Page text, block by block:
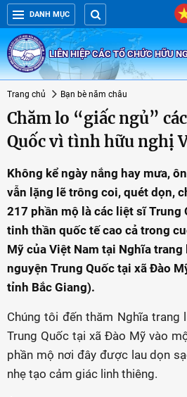
DANH MỤC
LIÊN HIỆP CÁC TỔ CHỨC HỮU
Trang chủ Bạn bè năm châu
Chăm lo “giấc ngủ”
Quốc vì tình hữu nghị
Không kể ngày nắng hay mưa,
vẫn lặng lẽ trông coi, quét dọn,
217 phần mộ là các liệt sĩ Trung
tinh thần quốc tế cao cả trong
Mỹ của Việt Nam tại Nghĩa
nguyện Trung Quốc tại xã Đào
tỉnh Bắc Giang).
Chúng tôi đến thăm Nghĩa trang
Trung Quốc tại xã Đào Mỹ vào
phần mộ nơi đây được lau dọn
nhẹ tạo cảm giác linh thiêng.